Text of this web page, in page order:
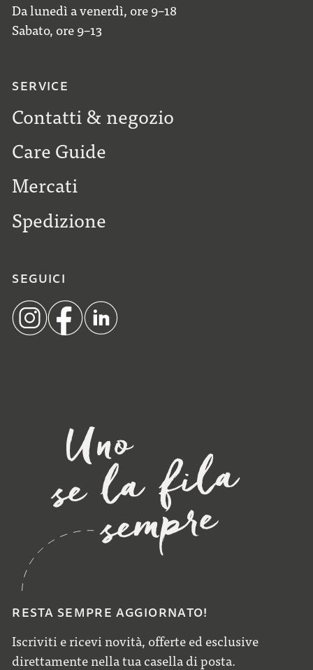
RESTA SEMPRE AGGIORNATO!
Iscriviti e ricevi novità, offerte ed esclusive
direttamente nella tua casella di posta.
Da lunedì a venerdì, ore 9–18
Sabato, ore 9–13
SERVICE
Contatti & negozio
Care Guide
Mercati
Spedizione
SEGUICI